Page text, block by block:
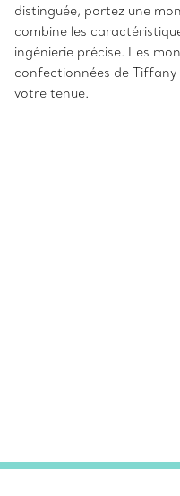
distinguée, portez une
combine les
ingénierie précise. Les
confectionnées de
votre tenue.